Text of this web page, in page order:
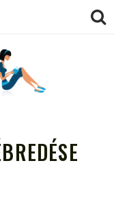
OLVASÁS